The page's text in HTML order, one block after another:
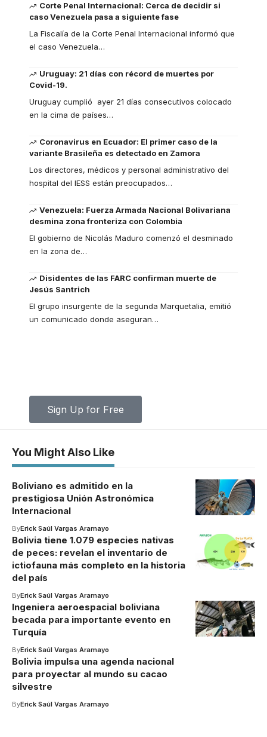
Corte Penal Internacional: Cerca de decidir si
caso Venezuela pasa a siguiente fase
La Fiscalía de la Corte Penal Internacional informó que
el caso Venezuela…
Uruguay: 21 días con récord de muertes por
Covid-19.
Uruguay cumplió ayer 21 días consecutivos colocado
en la cima de países…
Coronavirus en Ecuador: El primer caso de la
variante Brasileña es detectado en Zamora
Los directores, médicos y personal administrativo del
hospital del IESS están preocupados…
Venezuela: Fuerza Armada Nacional Bolivariana
desmina zona fronteriza con Colombia
El gobierno de Nicolás Maduro comenzó el desminado
en la zona de…
Disidentes de las FARC confirman muerte de
Jesús Santrich
El grupo insurgente de la segunda Marquetalia, emitió
un comunicado donde aseguran…
Sign Up for Free
You Might Also Like
Boliviano es admitido en la
prestigiosa Unión Astronómica
Internacional
ByErick Saúl Vargas Aramayo
Bolivia tiene 1.079 especies nativas
de peces: revelan el inventario de
ictiofauna más completo en la historia
del país
ByErick Saúl Vargas Aramayo
Ingeniera aeroespacial boliviana
becada para importante evento en
Turquía
ByErick Saúl Vargas Aramayo
Bolivia impulsa una agenda nacional
para proyectar al mundo su cacao
silvestre
ByErick Saúl Vargas Aramayo